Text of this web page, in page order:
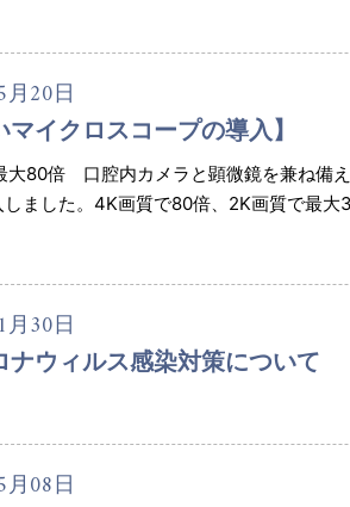
20日
マイクロスコープの導入】
大80倍 口腔内カメラと顕微鏡を兼ね備
しました。4K画質で80倍、2K画質で最
30日
ナウィルス感染対策について
08日